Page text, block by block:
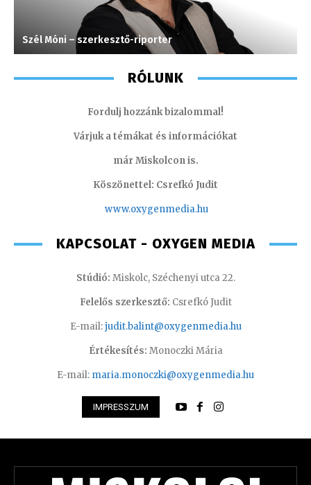
Szél Móni – szerkesztő-riporter
RÓLUNK
Fordulj hozzánk bizalommal!
Várjuk a témákat és információkat
már Miskolcon is.
Köszönettel: Csrefkó Judit
www.oxygenmedia.hu
KAPCSOLAT - OXYGEN MEDIA
Stúdió: Miskolc, Széchenyi utca 22.
Felelős szerkesztő: Csrefkó Judit
E-mail:judit.balint@oxygenmedia.hu
Értékesítés: Monoczki Mária
E-mail: maria.monoczki@oxygenmedia.hu
IMPRESSZUM